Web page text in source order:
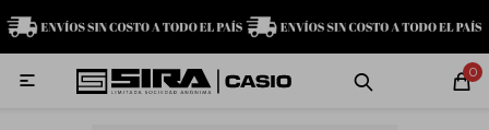
0

MI CUENTA
Relojes Servicio técnico Contacto